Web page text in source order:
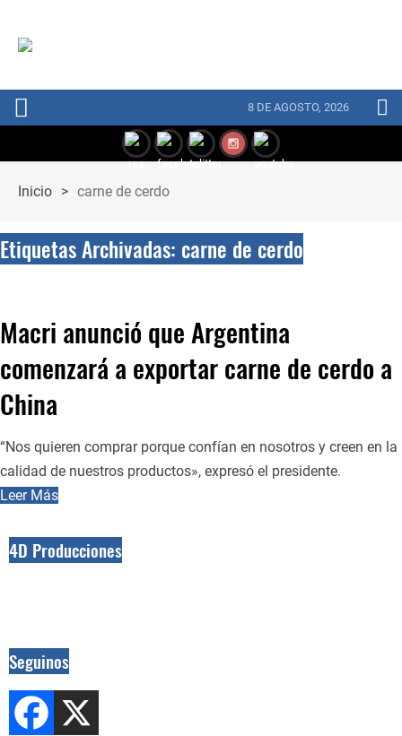
8 DE AGOSTO, 2026
Inicio > carne de cerdo
Etiquetas Archivadas: carne de cerdo
Macri anunció que Argentina
comenzará a exportar carne de cerdo a
China
“Nos quieren comprar porque confían en nosotros y creen en la
calidad de nuestros productos», expresó el presidente.
Leer Más
4D Producciones
Seguinos